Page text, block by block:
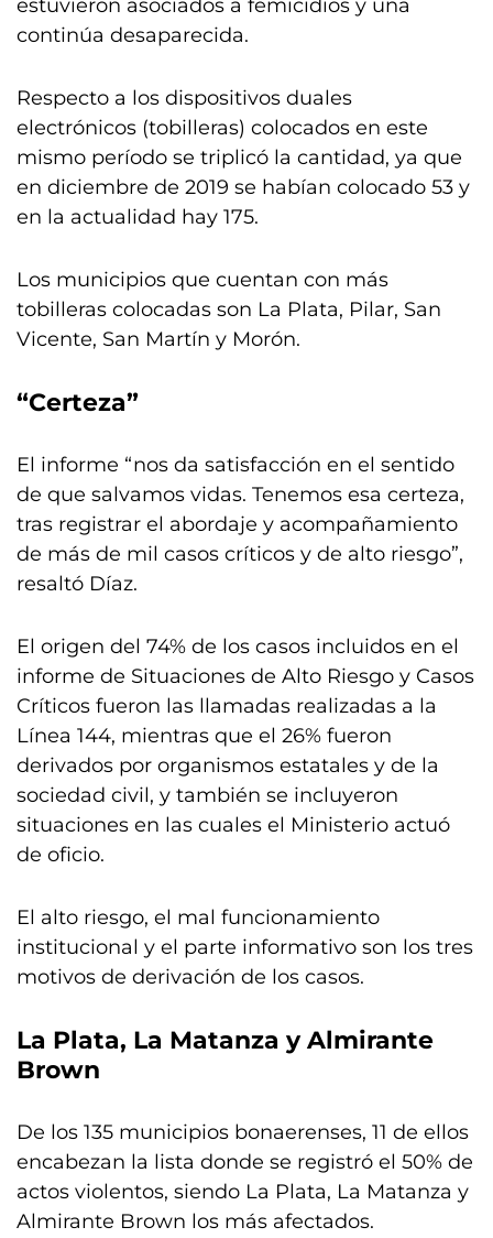
estuvieron asociados a femicidios y una
continúa desaparecida.
Respecto a los dispositivos duales
electrónicos (tobilleras) colocados en este
mismo período se triplicó la cantidad, ya que
en diciembre de 2019 se habían colocado 53 y
en la actualidad hay 175.
Los municipios que cuentan con más
tobilleras colocadas son La Plata, Pilar, San
Vicente, San Martín y Morón.
“Certeza”
El informe “nos da satisfacción en el sentido
de que salvamos vidas. Tenemos esa certeza,
tras registrar el abordaje y acompañamiento
de más de mil casos críticos y de alto riesgo”,
resaltó Díaz.
El origen del 74% de los casos incluidos en el
informe de Situaciones de Alto Riesgo y Casos
Críticos fueron las llamadas realizadas a la
Línea 144, mientras que el 26% fueron
derivados por organismos estatales y de la
sociedad civil, y también se incluyeron
situaciones en las cuales el Ministerio actuó
de oficio.
El alto riesgo, el mal funcionamiento
institucional y el parte informativo son los tres
motivos de derivación de los casos.
La Plata, La Matanza y Almirante
Brown
De los 135 municipios bonaerenses, 11 de ellos
encabezan la lista donde se registró el 50% de
actos violentos, siendo La Plata, La Matanza y
Almirante Brown los más afectados.